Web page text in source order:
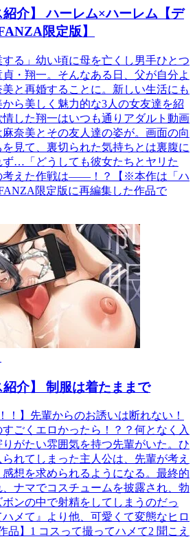
紹介】 ハーレム×ハーレム【デ
限定版】
る」幼い頃に母を亡くし男手ひとつ
・翔一。そんなある日、父が自分よ
と再婚することに。新しい生活にも
ら美しく魅力的な3人の女友達を紹
した翔一はいつも通りアダルト動画
奈美とその友人達の姿が。画面の向
見て、裏切られた気持ちとは裏腹に
…「どうしても彼女たちとヤリた
考えた作戦は――！？【※本作は「ハ
限定版に再編集した作品で
紹介】 制服は着たままで
！】先輩からのお誘いは断れない！
ごくエロかったら！？？何となく入
がたい雰囲気を持つ先輩がいた。ひ
れてしまった主人公は、先輩が考え
想を求められるようになる。最終的
ナマでコスチュームを披露され、勃
ンの中で射精をしてしまうのだっ
メて』より他、可愛くて変態なヒロ
品】1 コスって撮ってハメて2 聞こえ